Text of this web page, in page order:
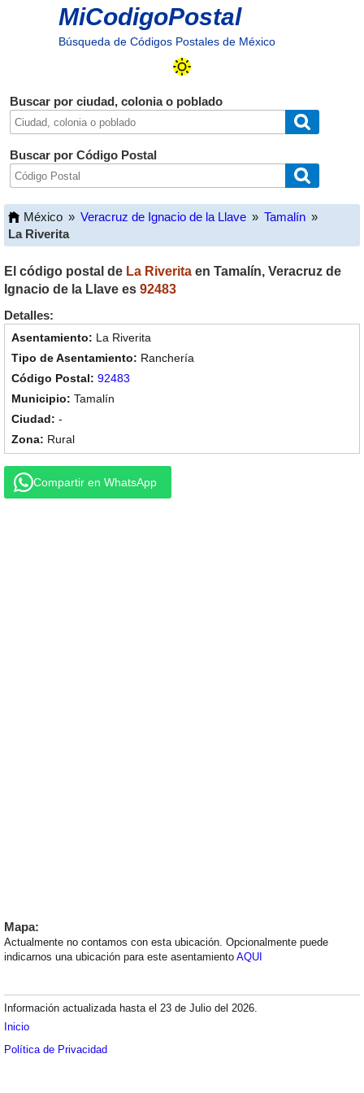
MiCodigoPostal
Búsqueda de Códigos Postales de México
Buscar por ciudad, colonia o poblado
Buscar por Código Postal
México » Veracruz de Ignacio de la Llave » Tamalín »
La Riverita
El código postal de La Riverita en Tamalín, Veracruz de
Ignacio de la Llave es 92483
Detalles:
La Riverita
Ranchería
92483
Tamalín
-
Rural
Compartir en WhatsApp
Mapa:
Actualmente no contamos con esta ubicación. Opcionalmente puede
indicarnos una ubicación para este asentamiento AQUI
Información actualizada hasta el 23 de Julio del 2026.
Inicio
Política de Privacidad